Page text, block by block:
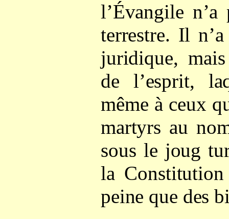
l’Évangile
terrestre. Il
juridique,
de l’esprit,
même à ceux
martyrs au
sous le joug
la
peine que des